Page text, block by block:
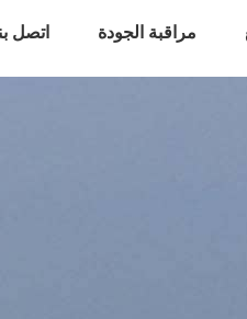
مراقبة الجودة اتصل